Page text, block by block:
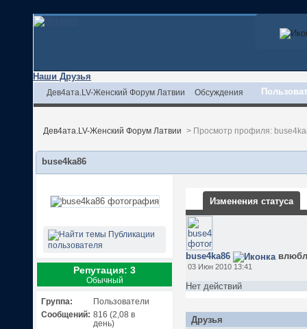
Наши Друзья
Дев4ата.LV-Женский Форум Латвии Обсуждения
Дев4ата.LV-Женский Форум Латвии > Просмотр профиля:
buse4ka86
Публикации
пользователя
Репутация: 3
Обычный
Группа:
Пользователи
Сообщений: 816 (2,08 в
день)
Изменения статуса
buse4ka86
03 Июн 2010 13:41
Нет действий
Друзья